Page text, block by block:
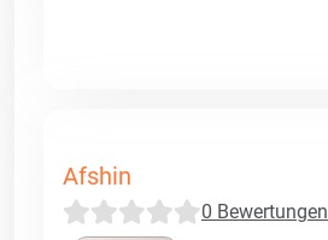
Afshin
0 Bewertungen